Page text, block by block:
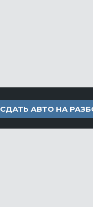
СДАТЬ АВТО НА